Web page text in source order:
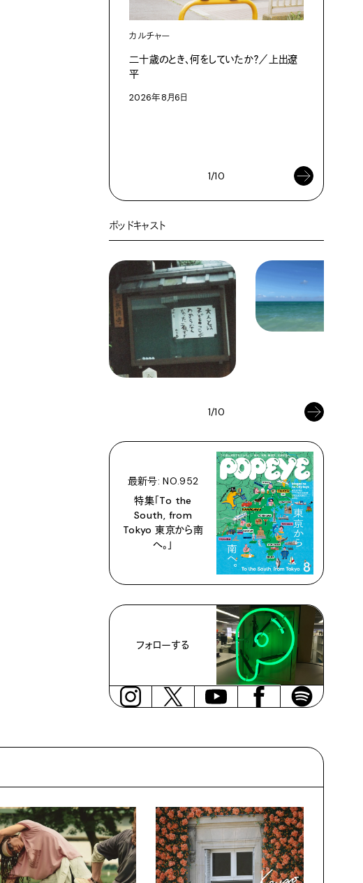
カルチャー
二十歳のとき、何をしていたか？／上出遼
平
2026年8月6日
1/10
ポッドキャスト
1/10
最新号: NO.952
特集「To the
South, from
Tokyo 東京から南
へ。」
フォローする